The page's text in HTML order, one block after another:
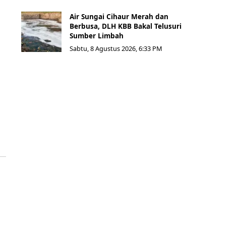
Air Sungai Cihaur Merah dan
Berbusa, DLH KBB Bakal Telusuri
Sumber Limbah
Sabtu, 8 Agustus 2026, 6:33 PM